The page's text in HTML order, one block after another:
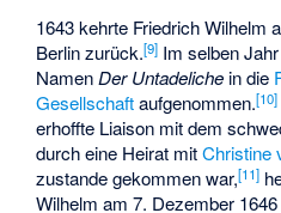
1643 kehrte Friedrich Wilhelm
Berlin zurück.[9] Im selben
NamenDer Untadeliche in die
Gesellschaftaufgenommen.[10]
erhoffte Liaison mit dem
durch eine Heirat mitChristine
zustande gekommen war,[11]
Wilhelm am 7. Dezember